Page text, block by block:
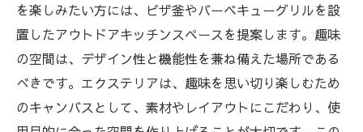
を楽しみたい方には、ピザ釜やバーベキューグリルを設
置したアウトドアキッチンスペースを提案します。趣味
の空間は、デザイン性と機能性を兼ね備えた場所である
べきです。エクステリアは、趣味を思い切り楽しむため
のキャンバスとして、素材やレイアウトにこだわり、使